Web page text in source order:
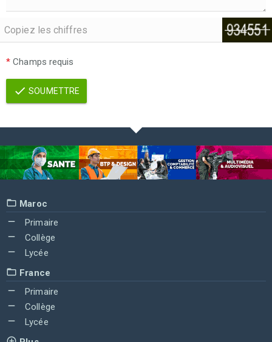
* Champs requis
SOUMETTRE
Maroc
Primaire
Collège
Lycée
France
Primaire
Collège
Lycée